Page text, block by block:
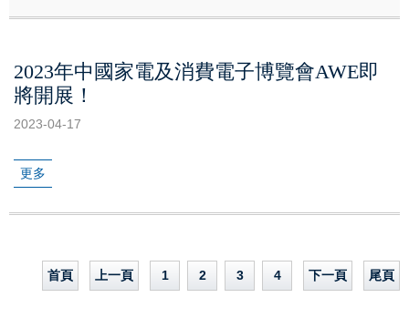
2023年中國家電及消費電子博覽會AWE即
將開展！
2023-04-17
更多
首頁 上一頁 1 2 3 4 下一頁 尾頁